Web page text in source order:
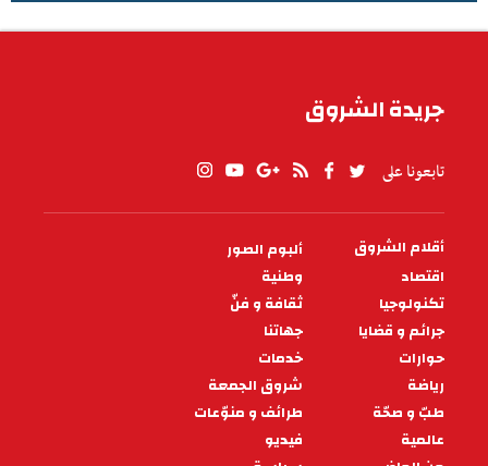
جريدة الشروق
تابعونا على
PIED
DE
PAGE
أقلام الشروق
ألبوم الصور
اقتصاد
وطنية
تكنولوجيا
ثقافة و فنّ
جرائم و قضايا
جهاتنا
حوارات
خدمات
رياضة
شروق الجمعة
طبّ و صحّة
طرائف و منوّعات
عالمية
فيديو